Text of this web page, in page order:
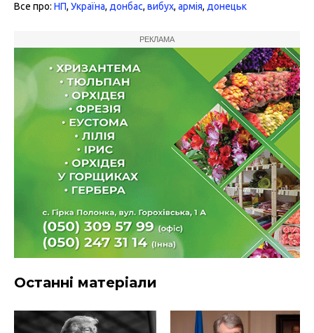
Все про: НП, Україна, донбас, вибух, армія, донецьк
РЕКЛАМА
Останні матеріали